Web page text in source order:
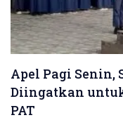
Apel Pagi Senin,
Diingatkan
PAT